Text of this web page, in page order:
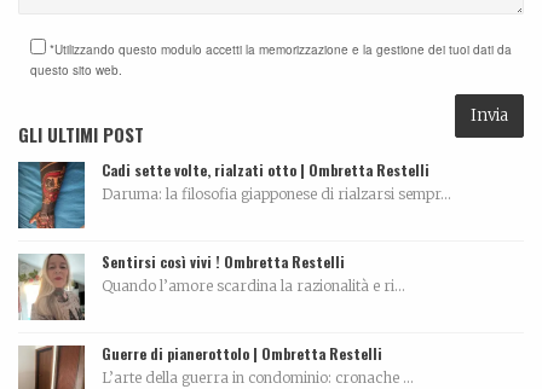
*Utilizzando questo modulo accetti la memorizzazione e la gestione dei tuoi dati da
questo sito web.
GLI ULTIMI POST
Cadi sette volte, rialzati otto | Ombretta Restelli
Daruma: la filosofia giapponese di rialzarsi sempr...
Sentirsi così vivi ! Ombretta Restelli
Quando l’amore scardina la razionalità e ri...
Guerre di pianerottolo | Ombretta Restelli
L’arte della guerra in condominio: cronache ...